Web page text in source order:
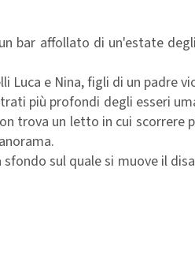
bar affollato di un'estate
e Nina, figli di un padre
più profondi degli esseri
trova un letto in cui scorrere
sul quale si muove il